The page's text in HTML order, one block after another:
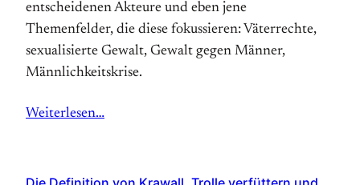
entscheidenen Akteure und eben jene
Themenfelder, die diese fokussieren: Väterrechte,
sexualisierte Gewalt, Gewalt gegen Männer,
Männlichkeitskrise.
Weiterlesen…